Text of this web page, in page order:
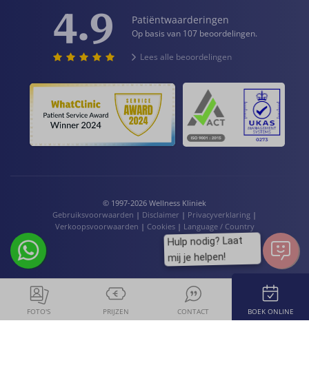
4.9 Patiëntwaarderingen
Op basis van 107 beoordelingen.
Lees alle beoordelingen
© 1997-2026 Wellness Kliniek
Gebruiksvoorwaarden | Disclaimer | Privacyverklaring |
Verkoopsvoorwaarden | Cookies| Language / Country
FOTO'S PRIJZEN CONTACT BOEK ONLINE
Hulp nodig? Laat
mij je helpen!